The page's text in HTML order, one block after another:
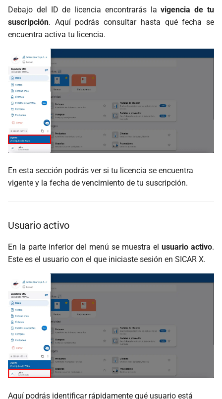
Debajo del ID de licencia encontrarás lavigencia de tu
suscripción. Aquí podrás consultar hasta qué fecha se
encuentra activa tu licencia.
En esta sección podrás ver si tu licencia se encuentra
vigente y la fecha de vencimiento de tu suscripción.
Usuario activo
En la parte inferior del menú se muestra el usuario activo.
Este es el usuario con el que iniciaste sesión en SICAR X.
Aquí podrás identificar rápidamente qué usuario está